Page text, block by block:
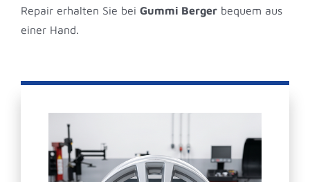
Repair erhalten Sie bei Gummi Bergerbequem aus
einer Hand.